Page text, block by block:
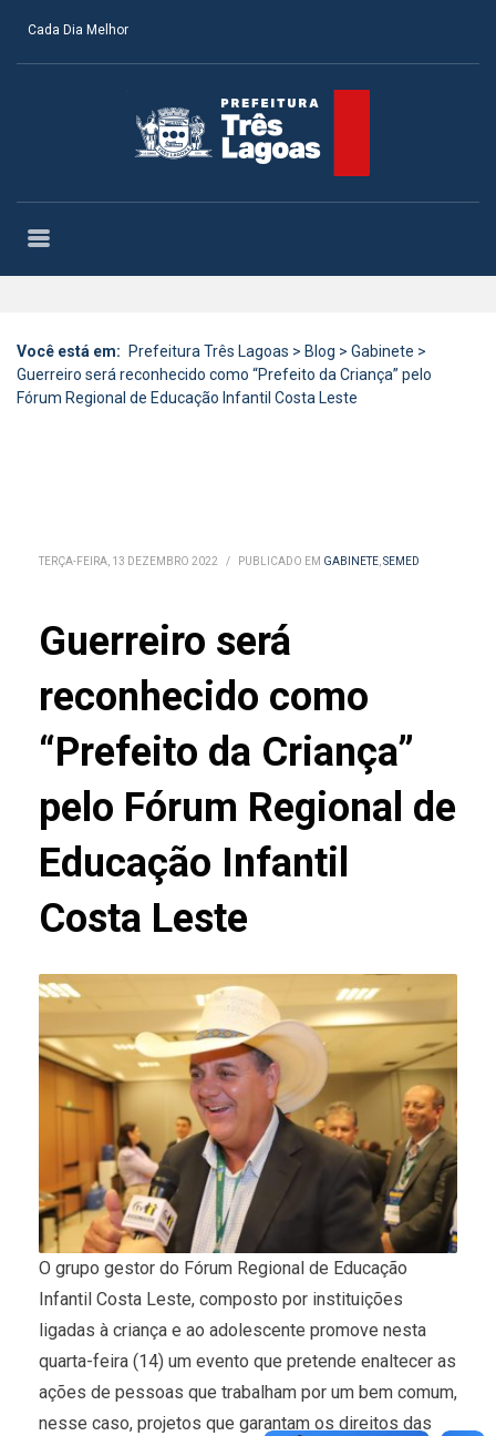
Cada Dia Melhor
Você está em: Prefeitura Três Lagoas > Blog > Gabinete >
Guerreiro será reconhecido como “Prefeito da Criança” pelo
Fórum Regional de Educação Infantil Costa Leste
TERÇA-FEIRA, 13 DEZEMBRO 2022 / PUBLICADO EM GABINETE,SEMED
Guerreiro será
reconhecido como
“Prefeito da Criança”
pelo Fórum Regional de
Educação Infantil
Costa Leste
O grupo gestor do Fórum Regional de Educação
Infantil Costa Leste, composto por instituições
ligadas à criança e ao adolescente promove nesta
quarta-feira (14) um evento que pretende enaltecer as
ações de pessoas que trabalham por um bem comum,
nesse caso, projetos que garantam os direitos das